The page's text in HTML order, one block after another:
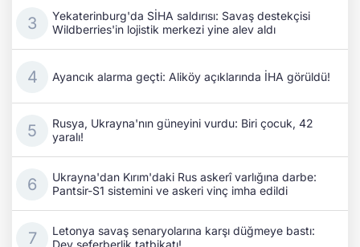
Yekaterinburg'da SİHA saldırısı: Savaş destekçisi
Wildberries'in lojistik merkezi yine alev aldı
Ayancık alarma geçti: Aliköy açıklarında İHA görüldü!
Rusya, Ukrayna'nın güneyini vurdu: Biri çocuk, 42
yaralı!
Ukrayna'dan Kırım'daki Rus askerî varlığına darbe:
Pantsir-S1 sistemini ve askeri vinç imha edildi
Letonya savaş senaryolarına karşı düğmeye bastı: